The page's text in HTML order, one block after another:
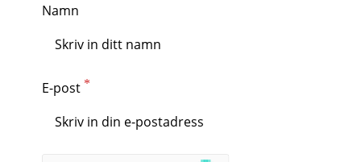
Namn
E-post